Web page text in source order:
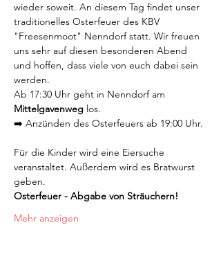
wieder soweit. An diesem Tag findet unser
traditionelles Osterfeuer des KBV
"Freesenmoot" Nenndorf statt. Wir freuen
uns sehr auf diesen besonderen Abend
und hoffen, dass viele von euch dabei sein
werden.
Ab 17:30 Uhr geht in Nenndorf am
Mittelgavenweg los.
➡️ Anzünden des Osterfeuers ab 19:00 Uhr.
Für die Kinder wird eine Eiersuche
veranstaltet. Außerdem wird es Bratwurst
geben.
Osterfeuer - Abgabe von Sträuchern!
Mehr anzeigen